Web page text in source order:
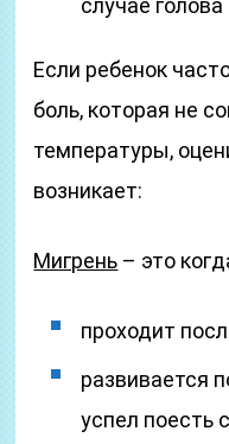
случае
Если ребенок
боль, которая не
температуры,
возникает:
Мигрень – это
проходит
развивается
успел поесть